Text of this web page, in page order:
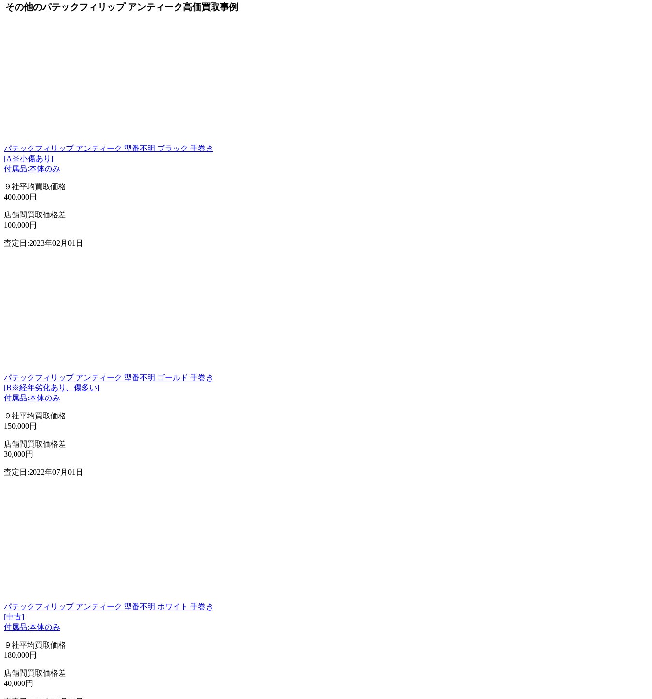
その他のパテックフィリップ アンティーク高価買取事例
パテックフィリップ アンティーク 型番不明 ブラック 手巻き
[A※小傷あり]
付属品:本体のみ
９社平均買取価格
400,000円
店舗間買取価格差
100,000円
査定日:2023年02月01日
パテックフィリップ アンティーク 型番不明 ゴールド 手巻き
[B※経年劣化あり、傷多い]
付属品:本体のみ
９社平均買取価格
150,000円
店舗間買取価格差
30,000円
査定日:2022年07月01日
パテックフィリップ アンティーク 型番不明 ホワイト 手巻き
[中古]
付属品:本体のみ
９社平均買取価格
180,000円
店舗間買取価格差
40,000円